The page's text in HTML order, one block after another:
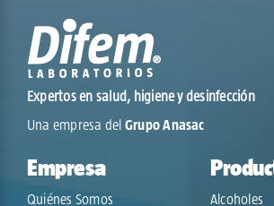
Expertos en salud, higiene y desinfección
Una empresa del Grupo Anasac
Empresa
Quiénes Somos
Alcoholes